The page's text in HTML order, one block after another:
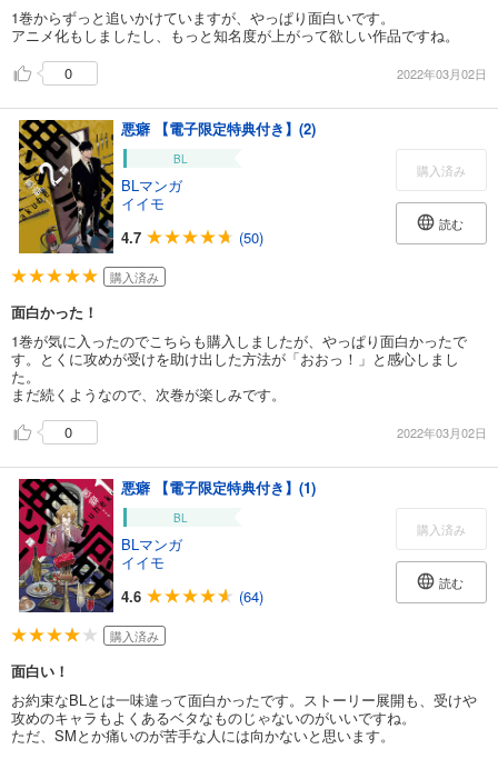
1巻からずっと追いかけていますが、やっぱり面白いです。
アニメ化もしましたし、もっと知名度が上がって欲しい作品ですね。
0
2022年03月02日
悪癖 【電子限定特典付き】(2)
BL
BLマンガ
イイモ
4.7
(50)
購入済み
読む
購入済み
面白かった！
1巻が気に入ったのでこちらも購入しましたが、やっぱり面白かったで
す。とくに攻めが受けを助け出した方法が「おおっ！」と感心しまし
た。
まだ続くようなので、次巻が楽しみです。
0
2022年03月02日
悪癖 【電子限定特典付き】(1)
BL
BLマンガ
イイモ
4.6
(64)
購入済み
読む
購入済み
面白い！
お約束なBLとは一味違って面白かったです。ストーリー展開も、受けや
攻めのキャラもよくあるベタなものじゃないのがいいですね。
ただ、SMとか痛いのが苦手な人には向かないと思います。